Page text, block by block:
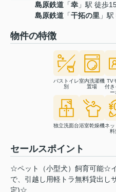
島原鉄道 「幸 」駅 徒歩
島原鉄道 「干拓の里 」
物件の特徴
バストイレ
別
室内洗濯機
置場
TV
付き
ー
独立洗面台浴室乾燥機ネッ
料
セールスポイント
☆ペット（小型犬）飼育可能☆
で、引越し用軽トラ無料貸出し
定)☆